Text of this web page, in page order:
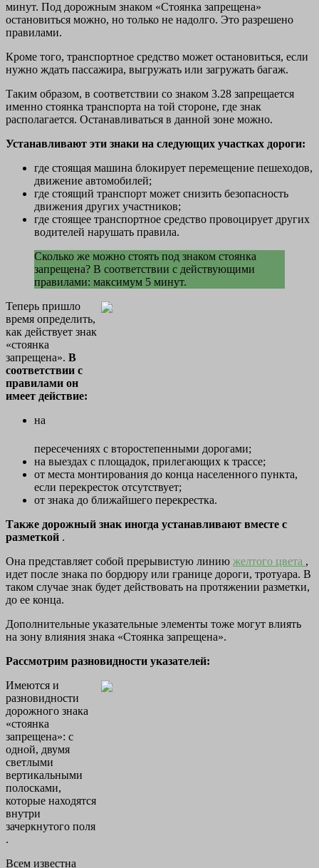
минут. Под дорожным знаком «Стоянка запрещена»
остановиться можно, но только не надолго. Это разрешено
правилами.
Кроме того, транспортное средство может остановиться, если
нужно ждать пассажира, выгружать или загружать багаж.
Таким образом, в соответствии со знаком 3.28 запрещается
именно стоянка транспорта на той стороне, где знак
располагается. Останавливаться в данной зоне можно.
Устанавливают эти знаки на следующих участках дороги:
где стоящая машина блокирует перемещение пешеходов,
движение автомобилей;
где стоящий транспорт может снизить безопасность
движения других участников;
где стоящее транспортное средство провоцирует других
водителей нарушать правила.
Сколько же можно стоять под знаком стоянка
запрещена? В соответствии с действующими
правилами: максимум 5 минут.
Теперь пришло
время определить,
как действует знак
«стоянка
запрещена». В
соответствии с
правилами он
имеет действие:
на
пересечениях с второстепенными дорогами;
на выездах с площадок, прилегающих к трассе;
от места монтирования до конца населенного пункта,
если перекресток отсутствует;
от знака до ближайшего перекрестка.
Также дорожный знак иногда устанавливают вместе с
разметкой .
Она представляет собой прерывистую линию желтого цвета ,
идет после знака по бордюру или границе дороги, тротуара. В
таком случае знак будет действовать на протяжении разметки,
до ее конца.
Дополнительные указательные элементы тоже могут влиять
на зону влияния знака «Стоянка запрещена».
Рассмотрим разновидности указателей:
Имеются и
разновидности
дорожного знака
«стоянка
запрещена»: с
одной, двумя
светлыми
вертикальными
полосками,
которые находятся
внутри
зачеркнутого поля
.
Всем известна